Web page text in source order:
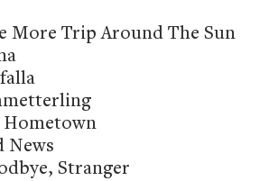
More Trip Around The Sun
News
Stranger